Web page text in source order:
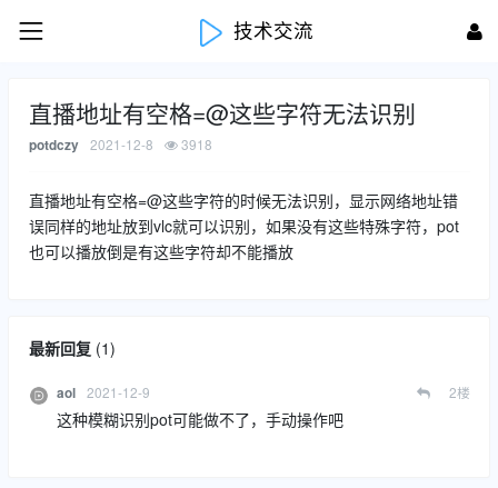
技术交流
直播地址有空格=@这些字符无法识别
potdczy 2021-12-8 3918
直播地址有空格=@这些字符的时候无法识别，显示网络地址错
误同样的地址放到vlc就可以识别，如果没有这些特殊字符，pot
也可以播放倒是有这些字符却不能播放
最新回复(1)
aol 2021-12-9 2楼
这种模糊识别pot可能做不了，手动操作吧